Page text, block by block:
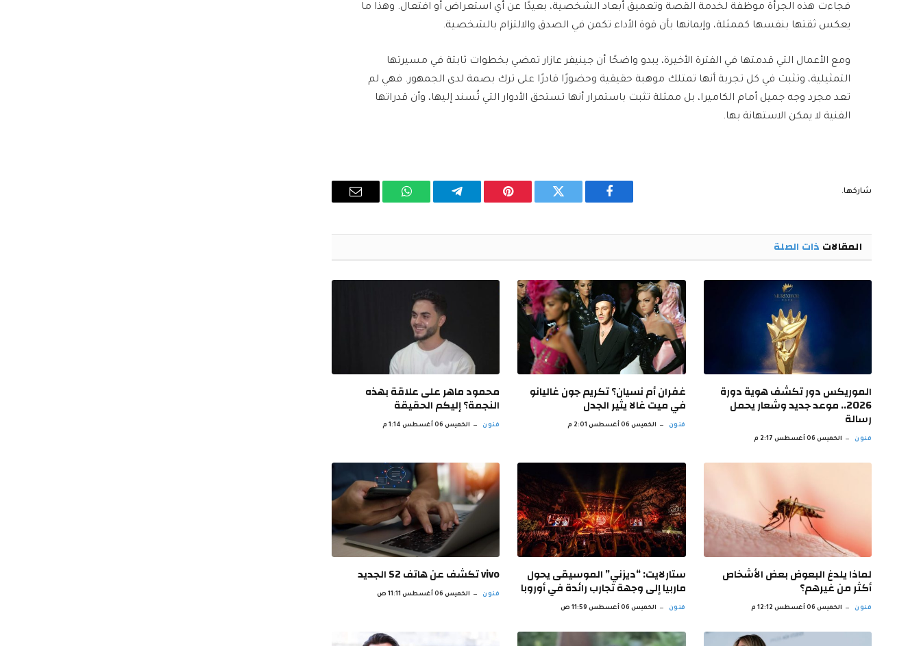
فجاءت هذه الجرأة موظفة لخدمة القصة وتعميق أبعاد الشخصية، بعيدًا عن أي استعراض أو افتعال. وهذا ما
يعكس ثقتها بنفسها كممثلة، وإيمانها بأن قوة الأداء تكمن في الصدق والالتزام بالشخصية.
ومع الأعمال التي قدمتها في الفترة الأخيرة، يبدو واضحًا أن جينيفر عازار تمضي بخطوات ثابتة في مسيرتها
التمثيلية، وتثبت في كل تجربة أنها تمتلك موهبة حقيقية وحضورًا قادرًا على ترك بصمة لدى الجمهور. فهي لم
تعد مجرد وجه جميل أمام الكاميرا، بل ممثلة تثبت باستمرار أنها تستحق الأدوار التي تُسند إليها، وأن قدراتها
الفنية لا يمكن الاستهانة بها.
شاركها.
فيسبوك تويتر بينتيريستتيلقرام واتساب
البريد
المقالات ذات الصلة
الموريكس دور تكشف هوية دورة
2026.. موعد جديد وشعار يحمل
رسالة
فنون الخميس 06 أغسطس 2:17 م
غفران أم نسيان؟ تكريم جون غاليانو
في ميت غالا يثير الجدل
فنون الخميس 06 أغسطس 2:01 م
محمود ماهر على علاقة بهذه
النجمة؟ إليكم الحقيقة
فنون الخميس 06 أغسطس 1:14 م
لماذا يلدغ البعوض بعض الأشخاص
أكثر من غيرهم؟
فنون الخميس 06 أغسطس 12:12 م
ستارلايت: “ديزني” الموسيقى يحول
ماربيا إلى وجهة تجارب رائدة في أوروبا
فنون الخميس 06 أغسطس 11:59 ص
vivo تكشف عن هاتف S2 الجديد
فنون الخميس 06 أغسطس 11:11 ص